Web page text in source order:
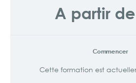
A partir
Commencer
Cette formation est